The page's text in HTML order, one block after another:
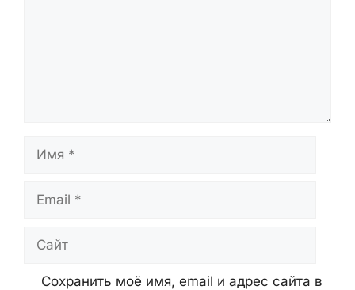
Имя
Email
Сайт
Сохранить моё имя, email и адрес сайта в